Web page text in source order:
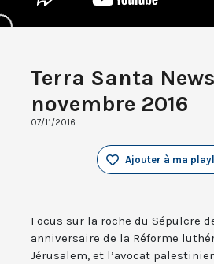
Terra Santa
novembre 2016
07/11/2016
Ajouter à ma
Focus sur la roche du Sépulcre
anniversaire de la Réforme
Jérusalem, et l’avocat